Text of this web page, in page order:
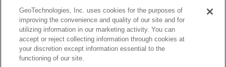
法人向け地図・位置情報サービス WEBサイト・システム向け地
図API Windows PC向け地図開発キット MapFan DB 住所確認
サービス
MAP WORLD+ トリマ広告 Geo-Research
GeoTechnologies, Inc. uses cookies for the purposes of
improving the convenience and quality of our site and for
utilizing information in our marketing activity. You can
accept or reject collecting information through cookies at
your discretion except information essential to the
functioning of our site.